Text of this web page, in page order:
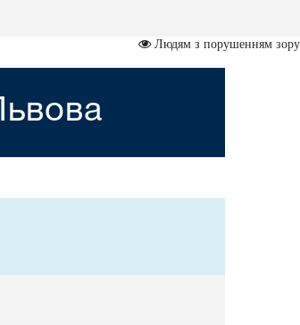
Людям з порушенням зору